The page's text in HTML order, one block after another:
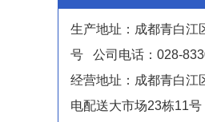
生产地址：成都青白江
号 公司电话：028-
经营地址：成都青白江
电配送大市场23栋11号